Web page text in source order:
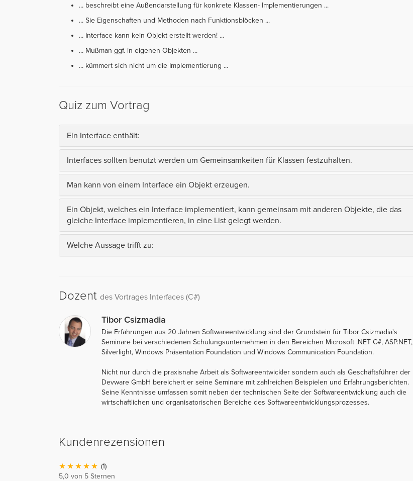
... beschreibt eine Außendarstellung für konkrete Klassen- Implementierungen ...
... Sie Eigenschaften und Methoden nach Funktionsblöcken ...
... Interface kann kein Objekt erstellt werden! ...
... Mußman ggf. in eigenen Objekten ...
... kümmert sich nicht um die Implementierung ...
Quiz zum Vortrag
Ein Interface enthält:
Interfaces sollten benutzt werden um Gemeinsamkeiten für Klassen festzuhalten.
Man kann von einem Interface ein Objekt erzeugen.
Ein Objekt, welches ein Interface implementiert, kann gemeinsam mit anderen Objekte, die das
gleiche Interface implementieren, in eine List gelegt werden.
Welche Aussage trifft zu:
Dozent des Vortrages Interfaces (C#)
Tibor Csizmadia
Die Erfahrungen aus 20 Jahren Softwareentwicklung sind der Grundstein für Tibor Csizmadia's
Seminare bei verschiedenen Schulungsunternehmen in den Bereichen Microsoft .NET C#, ASP.NET,
Silverlight, Windows Präsentation Foundation und Windows Communication Foundation.
Nicht nur durch die praxisnahe Arbeit als Softwareentwickler sondern auch als Geschäftsführer der
Devware GmbH bereichert er seine Seminare mit zahlreichen Beispielen und Erfahrungsberichten.
Seine Kenntnisse umfassen somit neben der technischen Seite der Softwareentwicklung auch die
wirtschaftlichen und organisatorischen Bereiche des Softwareentwicklungsprozesses.
Kundenrezensionen
(1)
5,0 von 5 Sternen